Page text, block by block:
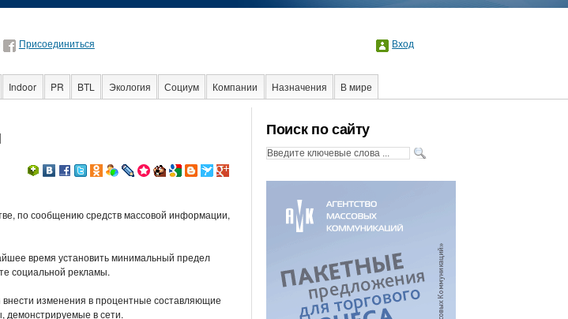
Присоединиться Вход
Indoor PR BTL Экология Социум Компании Назначения
В мире
Поиск по сайту
по сообщению средств массовой информации,
время установить минимальный предел
социальной рекламы.
изменения в процентные составляющие
демонстрируемые в сети.